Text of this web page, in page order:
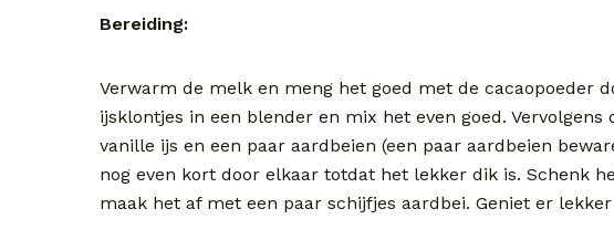
Bereiding:
Verwarm de melk en meng het goed met de cacaopoeder
ijsklontjes in een blender en mix het even goed. Vervolgens
vanille ijs en een paar aardbeien (een paar aardbeien
nog even kort door elkaar totdat het lekker dik is. Schenk
maak het af met een paar schijfjes aardbei. Geniet er lekker